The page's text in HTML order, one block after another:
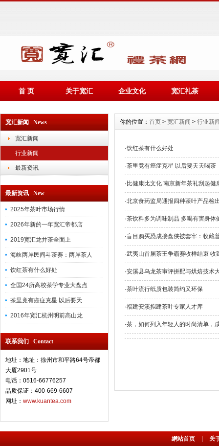
首 页 关于宽汇 企业文化 宽汇礼茶
宽汇新闻 News
宽汇新闻
行业新闻
最新资讯
最新资讯 New
2025年茶叶市场行情
2026年新的一年宽汇帝都店
2019宽汇龙井茶全面上
海峡两岸民间斗茶赛：两岸茶人
饮红茶有什么好处
全国24所高校茶学专业大盘点
茶里竟有癌症克星 以后要天
2016年宽汇杭州明前高山龙
联系我们 Contact
地址：地址：徐州市和平路64号帝都
大厦2901号
电话：0516-66776257
品质保证：400-669-6607
网址： www.kuantea.com
你的位置： 首页 > 宽汇新闻 > 行业新
·饮红茶有什么好处
·茶里竟有癌症克星 以后要天天喝茶
· 比健康比文化 南京新年茶礼刮起健
·北京食药监局通报四种茶叶产品检
·茶饮料多为调味制品 多喝有害身体
·盲目购买恐成接盘侠被套牢：收藏
·武夷山首届茶王争霸赛收样结束 收
·安溪县乌龙茶审评拼配与烘焙技术
·茶叶流行纸质包装简约又环保
·福建安溪拟建茶叶专家人才库
·茶，如何列入年轻人的时尚清单，
網站首页 关